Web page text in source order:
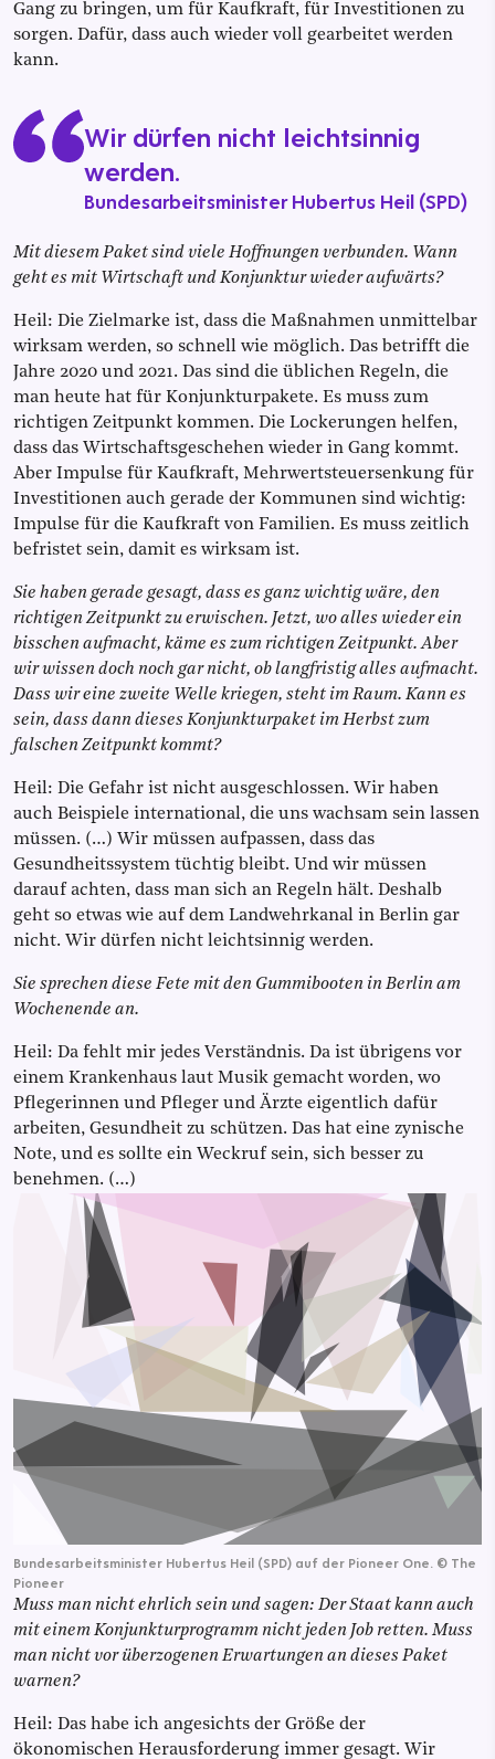
Gang zu bringen, um für Kaufkraft, für Investitionen zu
sorgen. Dafür, dass auch wieder voll gearbeitet werden
kann.
Wir dürfen nicht leichtsinnig
werden.
Bundesarbeitsminister Hubertus Heil (SPD)
Mit diesem Paket sind viele Hoffnungen verbunden. Wann
geht es mit Wirtschaft und Konjunktur wieder aufwärts?
Heil: Die Zielmarke ist, dass die Maßnahmen unmittelbar
wirksam werden, so schnell wie möglich. Das betrifft die
Jahre 2020 und 2021. Das sind die üblichen Regeln, die
man heute hat für Konjunkturpakete. Es muss zum
richtigen Zeitpunkt kommen. Die Lockerungen helfen,
dass das Wirtschaftsgeschehen wieder in Gang kommt.
Aber Impulse für Kaufkraft, Mehrwertsteuersenkung für
Investitionen auch gerade der Kommunen sind wichtig:
Impulse für die Kaufkraft von Familien. Es muss zeitlich
befristet sein, damit es wirksam ist.
Sie haben gerade gesagt, dass es ganz wichtig wäre, den
richtigen Zeitpunkt zu erwischen. Jetzt, wo alles wieder ein
bisschen aufmacht, käme es zum richtigen Zeitpunkt. Aber
wir wissen doch noch gar nicht, ob langfristig alles aufmacht.
Dass wir eine zweite Welle kriegen, steht im Raum. Kann es
sein, dass dann dieses Konjunkturpaket im Herbst zum
falschen Zeitpunkt kommt?
Heil: Die Gefahr ist nicht ausgeschlossen. Wir haben
auch Beispiele international, die uns wachsam sein lassen
müssen. (…) Wir müssen aufpassen, dass das
Gesundheitssystem tüchtig bleibt. Und wir müssen
darauf achten, dass man sich an Regeln hält. Deshalb
geht so etwas wie auf dem Landwehrkanal in Berlin gar
nicht. Wir dürfen nicht leichtsinnig werden.
Sie sprechen diese Fete mit den Gummibooten in Berlin am
Wochenende an.
Heil: Da fehlt mir jedes Verständnis. Da ist übrigens vor
einem Krankenhaus laut Musik gemacht worden, wo
Pflegerinnen und Pfleger und Ärzte eigentlich dafür
arbeiten, Gesundheit zu schützen. Das hat eine zynische
Note, und es sollte ein Weckruf sein, sich besser zu
benehmen. (…)
Bundesarbeitsminister Hubertus Heil (SPD) auf der Pioneer One. © The
Pioneer
Muss man nicht ehrlich sein und sagen: Der Staat kann auch
mit einem Konjunkturprogramm nicht jeden Job retten. Muss
man nicht vor überzogenen Erwartungen an dieses Paket
warnen?
Heil: Das habe ich angesichts der Größe der
ökonomischen Herausforderung immer gesagt. Wir